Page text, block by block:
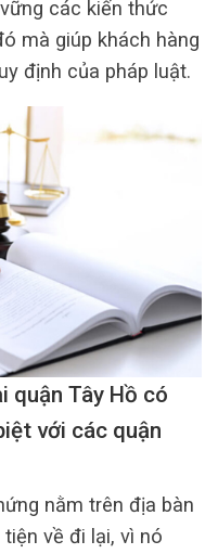
các kiến thức
mà giúp khách hàng
định của pháp luật.
quận Tây Hồ có
với các quận
nằm trên địa bàn
về đi lại, vì nó